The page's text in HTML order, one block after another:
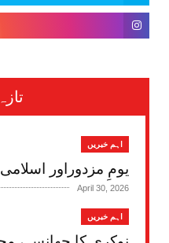
اہم خبریں
یومِ مزدوراور
April 30, 2026
اہم خبریں